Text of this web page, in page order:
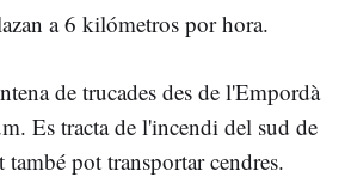
a 6 kilómetros por hora.
de trucades des de l'Empordà
Es tracta de l'incendi del sud de
també pot transportar cendres.